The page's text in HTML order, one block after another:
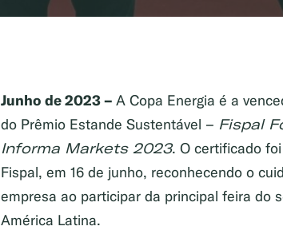
Junho de 2023 – A Copa Energia é a
do Prêmio Estande Sustentável – Fispal
Informa Markets 2023. O certificado
Fispal, em 16 de junho, reconhecendo o
empresa ao participar da principal feira do
América Latina.